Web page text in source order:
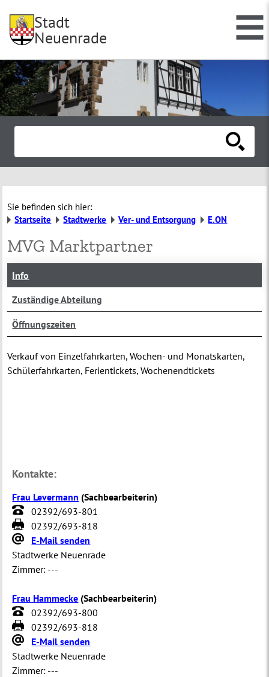
Stadt
Neuenrade
Sie befinden sich hier:
Startseite
Stadtwerke Ver- und Entsorgung E.ON
MVG Marktpartner
Info
Zuständige Abteilung
Öffnungszeiten
Verkauf von Einzelfahrkarten, Wochen- und Monatskarten,
Schülerfahrkarten, Ferientickets, Wochenendtickets
Kontakte:
Frau Levermann (Sachbearbeiterin)
02392/693-801
02392/693-818
E-Mail senden
Stadtwerke Neuenrade
Zimmer: ---
Frau Hammecke (Sachbearbeiterin)
02392/693-800
02392/693-818
E-Mail senden
Stadtwerke Neuenrade
Zimmer: ---